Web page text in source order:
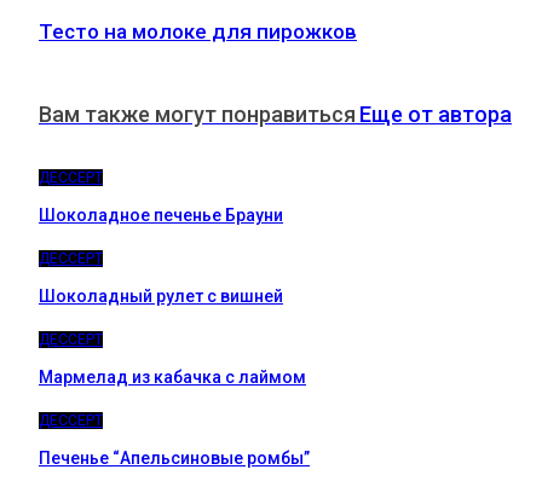
Тесто на молоке для пирожков
Вам также могут понравиться Еще от автора
ДЕССЕРТ
Шоколадное печенье Брауни
ДЕССЕРТ
Шоколадный рулет с вишней
ДЕССЕРТ
Мармелад из кабачка с лаймом
ДЕССЕРТ
Печенье “Апельсиновые ромбы”